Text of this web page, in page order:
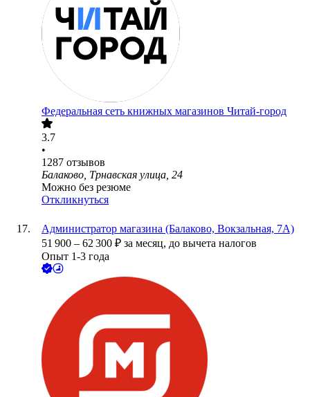
Федеральная сеть книжных магазинов Читай-город
3.7
•
1287 отзывов
Балаково, Трнавская улица, 24
Можно без резюме
Откликнуться
Администратор магазина (Балаково, Вокзальная, 7А)
51 900 – 62 300 ₽ за месяц, до вычета налогов
Опыт 1-3 года